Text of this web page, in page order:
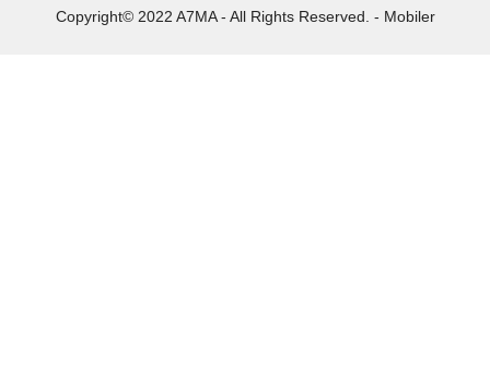
Copyright© 2022 A7MA - All Rights Reserved. - Mobiler